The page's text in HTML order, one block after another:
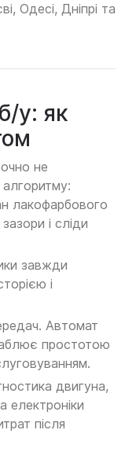
Одесі, Дніпрі та
у: як
не
лакофарбового
і сліди
завжди
і
Автомат
простотою
двигуна,
електроніки
після